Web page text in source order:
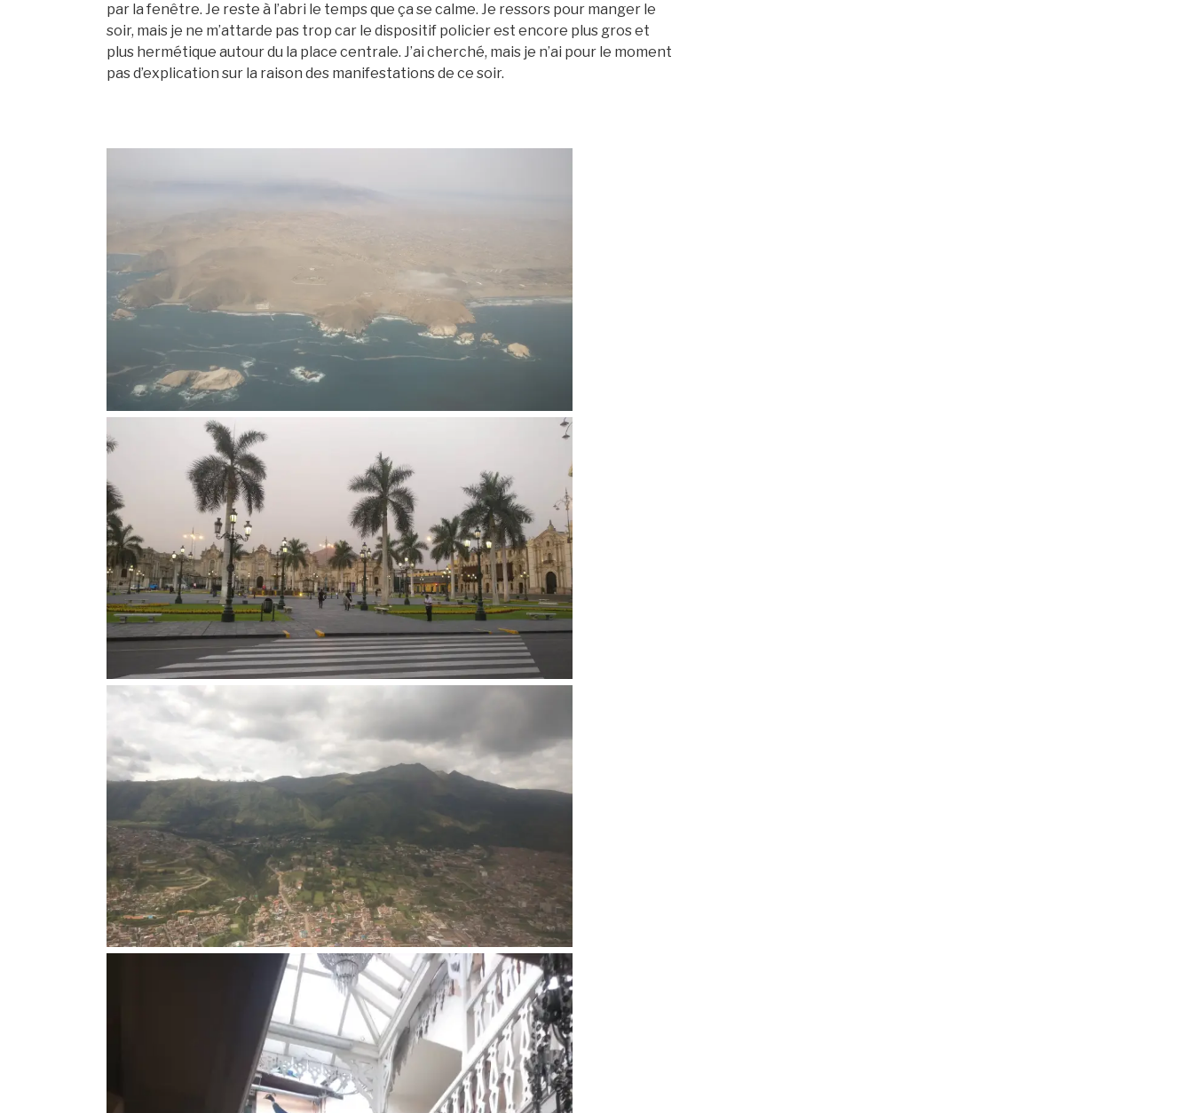
par la fenêtre. Je reste à l’abri le temps que ça se calme. Je ressors pour manger le
soir, mais je ne m’attarde pas trop car le dispositif policier est encore plus gros et
plus hermétique autour du la place centrale. J’ai cherché, mais je n’ai pour le moment
pas d’explication sur la raison des manifestations de ce soir.